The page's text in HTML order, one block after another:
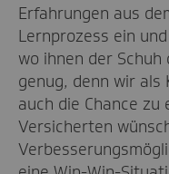
Erfahrungen aus
Lernprozess ein
wo ihnen der
genug, denn wir als
auch die Chance
Versicherten